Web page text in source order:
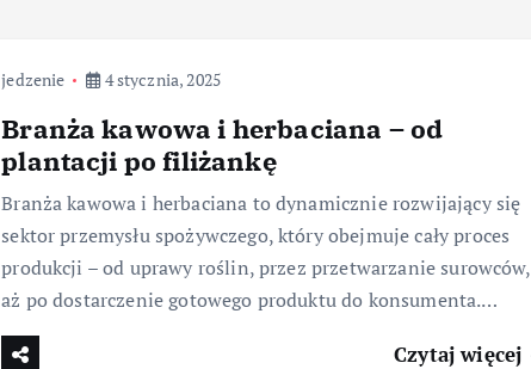
jedzenie 4 stycznia, 2025
Branża kawowa i herbaciana – od
plantacji po filiżankę
Branża kawowa i herbaciana to dynamicznie rozwijający się
sektor przemysłu spożywczego, który obejmuje cały proces
produkcji – od uprawy roślin, przez przetwarzanie surowców,
aż po dostarczenie gotowego produktu do konsumenta.…
Czytaj więcej